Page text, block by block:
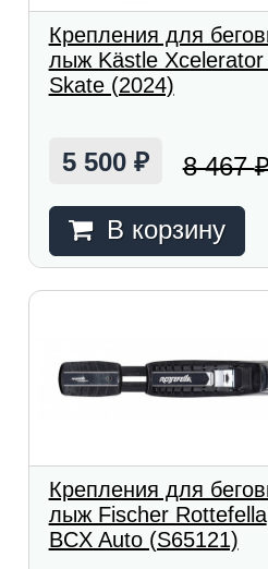
Крепления для
лыж Kästle Xcelerator
Skate (2024)
5 500 ₽ 8 467
В корзину
Крепления для
лыж Fischer Rottefella
BCX Auto (S65121)